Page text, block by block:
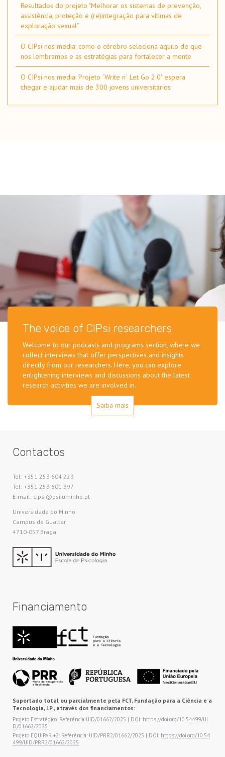
Resultados do projeto "Melhorar os sistemas de prevenção,
assistência, proteção e (re)integração para vítimas de
exploração sexual"
O CIPsi nos media: como o cérebro seleciona aquilo de que
nos lembramos e as estratégias para fortalecer a mente
O CIPsi nos media: Projeto ´Write n´ Let Go 2.0" espera
chegar e ajudar mais de 300 jovens universitários
The voice of CIPsi researchers
Welcome to our podcasts and programs section, where we
collect interviews that offer perspectives and insights
directly from our researchers. Here, you can explore
enlightening interviews and discussions about the latest
research activities we are involved in.
Saiba mais
Contactos
Tel: +351 253 604 223
Tel: +351 253 601 397
E-mail: cipsi@psi.uminho.pt
Universidade do Minho​
Campus de Gualtar
4710-057 Braga
Financiamento
Suportado total ou parcialmente pela FCT, Fundação para a Ciência e a
Tecnologia, I.P., através dos financiamentos:
Projeto Estratégico: Referência UID/01662/2025 | DOI: https://doi.org/10.54499/UI
D/01662/2025
Projeto EQUIPAR +2: Referência: UID/PRR2/01662/2025 | DOI: https://doi.org/10.54
499/UID/PRR2/01662/2025